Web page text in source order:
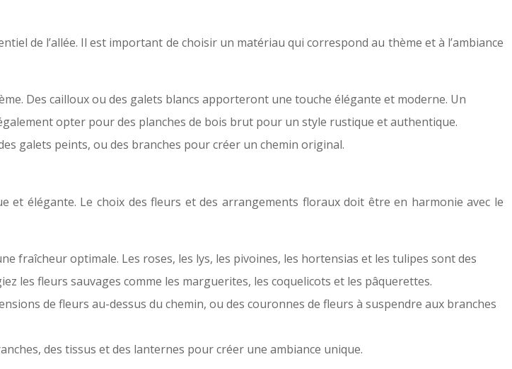
de l’allée. Il est important de choisir un matériau qui correspond au thème et à l’ambiance
Des cailloux ou des galets blancs apporteront une touche élégante et moderne. Un
opter pour des planches de bois brut pour un style rustique et authentique.
galets peints, ou des branches pour créer un chemin original.
élégante. Le choix des fleurs et des arrangements floraux doit être en harmonie avec le
fraîcheur optimale. Les roses, les lys, les pivoines, les hortensias et les tulipes sont des
les fleurs sauvages comme les marguerites, les coquelicots et les pâquerettes.
de fleurs au-dessus du chemin, ou des couronnes de fleurs à suspendre aux branches
des tissus et des lanternes pour créer une ambiance unique.